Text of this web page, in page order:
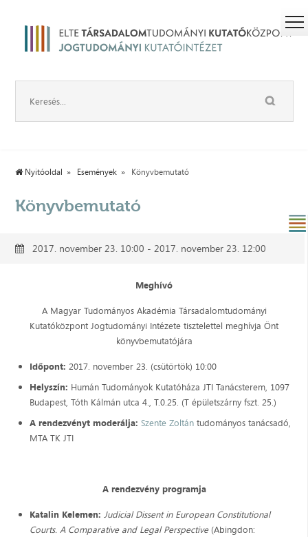
Nyitóoldal Események Könyvbemutató
Könyvbemutató
2017. november 23. 10:00 - 2017. november 23. 12:00
Meghívó
A Magyar Tudományos Akadémia Társadalomtudományi
Kutatóközpont Jogtudományi Intézete tisztelettel meghívja Önt
könyvbemutatójára
Időpont: 2017. november 23. (csütörtök) 10:00
Helyszín: Humán Tudományok Kutatóháza JTI Tanácsterem, 1097
Budapest, Tóth Kálmán utca 4., T.0.25. (T épületszárny fszt. 25.)
A rendezvényt moderálja: Szente Zoltántudományos tanácsadó,
MTA TK JTI
A rendezvény programja
Katalin Kelemen: Judicial Dissent in European Constitutional
Courts. A Comparative and Legal Perspective(Abingdon: